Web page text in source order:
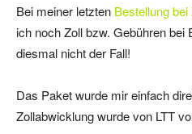
Bei meiner letzten Bestellung
ich noch Zoll bzw. Gebühren bei
diesmal nicht der Fall!
Das Paket wurde mir einfach
Zollabwicklung wurde von LTT